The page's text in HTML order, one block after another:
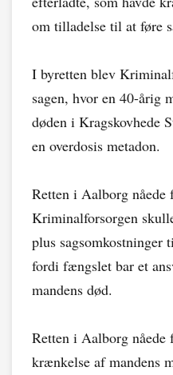
om tilladelse til at føre
I byretten blev
sagen, hvor en 40-årig
døden i Kragskovhede
en overdosis metadon.
Retten i Aalborg
Kriminalforsorgen
plus sagsomkostninger
fordi fængslet bar et
mandens død.
Retten i Aalborg
krænkelse af mandens